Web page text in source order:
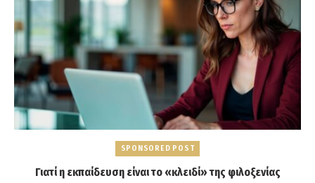
SPONSORED POST
Γιατί η εκπαίδευση είναι το «κλειδί» της φιλοξενίας